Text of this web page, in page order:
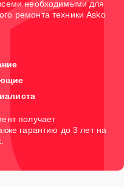
необходимыми для
ремонта техники Asko
получает
гарантию до 3 лет на